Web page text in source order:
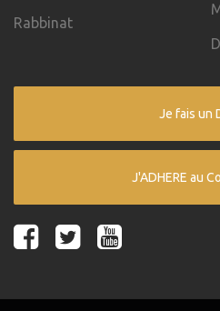
Rabbinat
Je fais un
J'ADHERE au